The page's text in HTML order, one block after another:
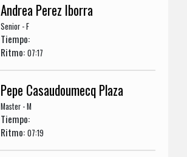
Andrea Perez Iborra
Senior - F
Tiempo:
Ritmo:07:17
Pepe Casaudoumecq Plaza
Master - M
Tiempo:
Ritmo:07:19